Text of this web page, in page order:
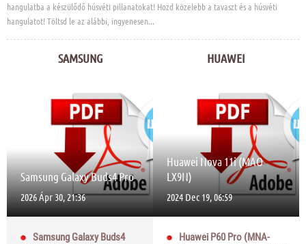
hangulatba a készülődő húsvéti pillanatokat! Hozd közelebb a tavaszt és a húsvéti
hangulatot! Töltsd le az alábbi, ingyenesen...
SAMSUNG
Samsung Galaxy Buds4 Pro
2026 Ápr 30, 21:36
Samsung Galaxy Buds4
HUAWEI
Huawei Nova 11i (MAO-
LX9N)
2024 Dec 19, 06:59
Huawei P60 Pro (MNA-